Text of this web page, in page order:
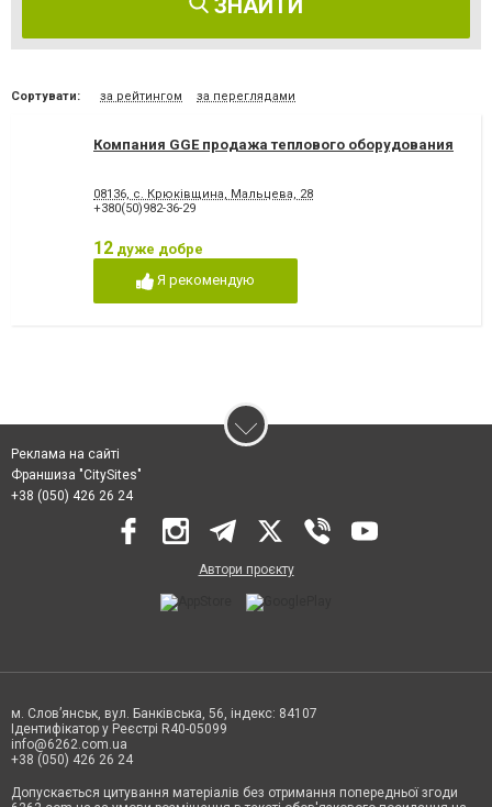
ЗНАЙТИ
Сортувати: за рейтингом за переглядами
Компания GGE продажа теплового оборудования
08136, с. Крюківщина, Мальцева, 28
+380(50)982-36-29
12 дуже добре
Я рекомендую
Реклама на сайті
Франшиза "CitySites"
+38 (050) 426 26 24
Автори проєкту
м. Слов’янськ, вул. Банківська, 56, індекс: 84107
Ідентифікатор у Реєстрі R40-05099
info@6262.com.ua
+38 (050) 426 26 24
Допускається цитування матеріалів без отримання попередньої згоди